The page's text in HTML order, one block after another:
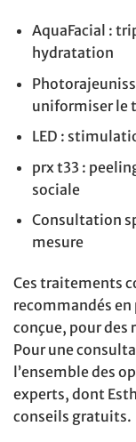
AquaFacial :
hydratation
uniformiser le
LED :
prx t33 :
sociale
Consultation
mesure
Ces traitements
recommandés
conçue, pour des
Pour une
l’ensemble des
experts, dont
conseils gratuits.